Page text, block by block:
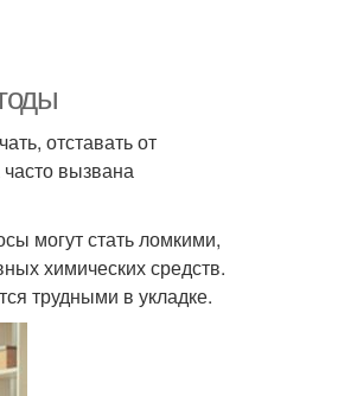
отставать от
вызвана
могут стать ломкими,
химических средств.
трудными в укладке.